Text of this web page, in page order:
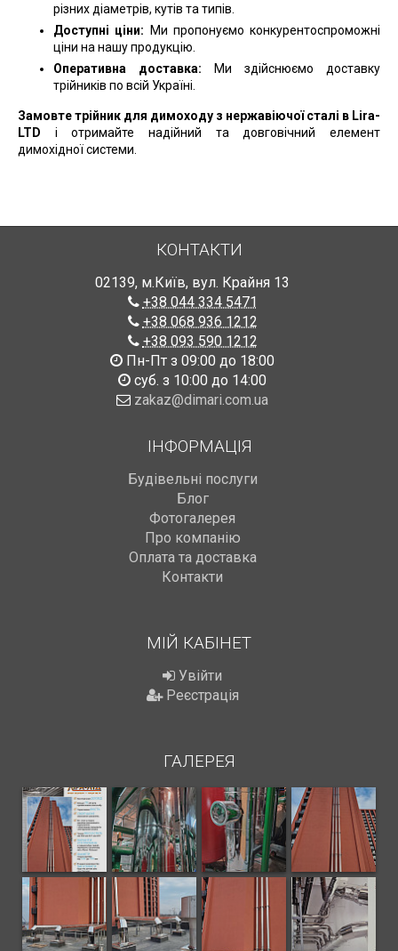
різних діаметрів, кутів та типів.
Доступні ціни: Ми пропонуємо конкурентоспроможні
ціни на нашу продукцію.
Оперативна доставка: Ми здійснюємо доставку
трійників по всій Україні.
Замовте трійник для димоходу з нержавіючої сталі в Lira-
LTD і отримайте надійний та довговічний елемент
димохідної системи.
КОНТАКТИ
02139, м.Київ, вул. Крайня 13
+38 044 334 5471
+38 068 936 1212
+38 093 590 1212
Пн-Пт з 09:00 до 18:00
суб. з 10:00 до 14:00
zakaz@dimari.com.ua
ІНФОРМАЦІЯ
Будівельні послуги
Блог
Фотогалерея
Про компанію
Оплата та доставка
Контакти
МІЙ КАБІНЕТ
Увійти
Реєстрація
ГАЛЕРЕЯ